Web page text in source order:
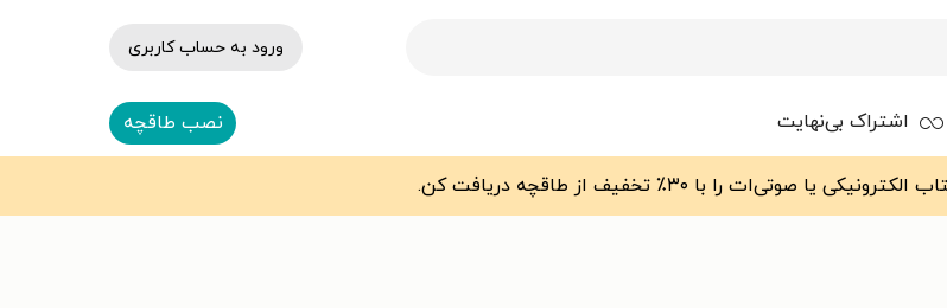
ورود به حساب کاربری
اشتراک بی‌نهایت نصب طاقچه